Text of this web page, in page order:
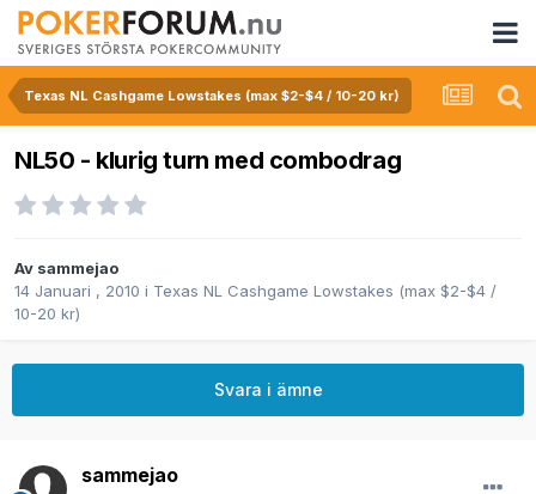
Texas NL Cashgame Lowstakes (max $2-$4 / 10-20 kr)
NL50 - klurig turn med combodrag
Av sammejao
14 Januari , 2010 i Texas NL Cashgame Lowstakes (max $2-$4 /
10-20 kr)
Svara i ämne
sammejao